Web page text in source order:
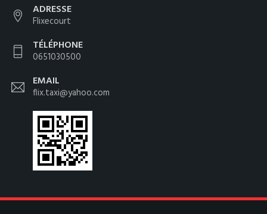
ADRESSE
Flixecourt
TÉLÉPHONE
0651030500
EMAIL
flix.taxi@yahoo.com